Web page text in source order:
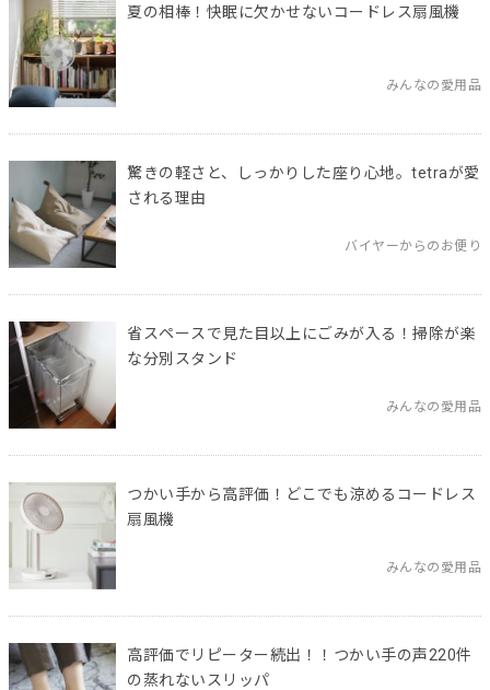
夏の相棒！快眠に欠かせないコードレス扇風機
みんなの愛用品
驚きの軽さと、しっかりした座り心地。tetraが愛
される理由
バイヤーからのお便り
省スペースで見た目以上にごみが入る！掃除が楽
な分別スタンド
みんなの愛用品
つかい手から高評価！どこでも涼めるコードレス
扇風機
みんなの愛用品
高評価でリピーター続出！！つかい手の声220件
の蒸れないスリッパ